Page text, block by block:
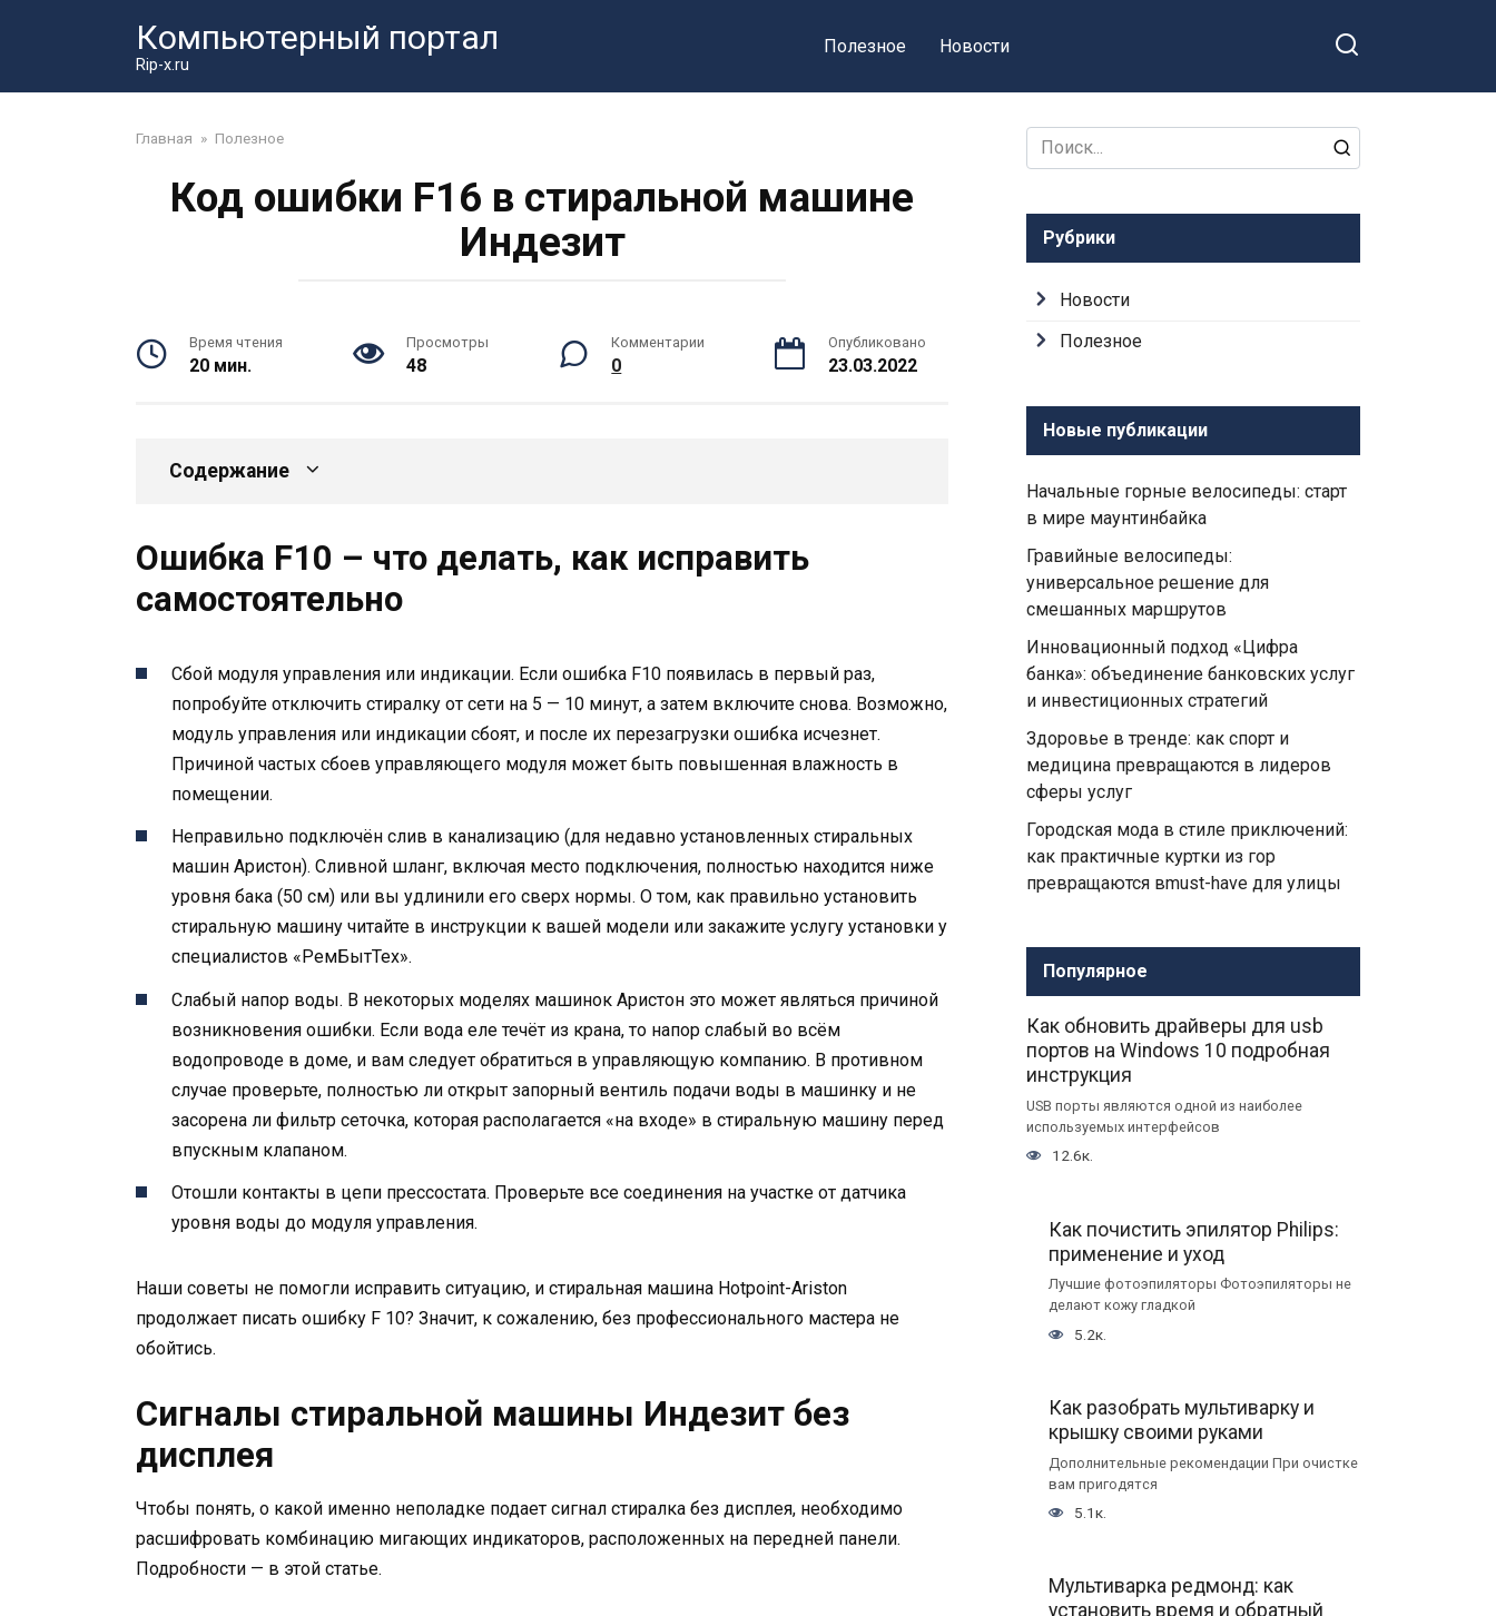
Компьютерный портал
Rip-x.ru
Полезное Новости
Главная » Полезное
Код ошибки F16 в стиральной машине
Индезит
Время чтения
20 мин.
Просмотры
48
Комментарии
0
Опубликовано
23.03.2022
Содержание
Ошибка F10 – что делать, как исправить
самостоятельно
Сбой модуля управления или индикации. Если ошибка F10 появилась в первый раз,
попробуйте отключить стиралку от сети на 5 — 10 минут, а затем включите снова. Возможно,
модуль управления или индикации сбоят, и после их перезагрузки ошибка исчезнет.
Причиной частых сбоев управляющего модуля может быть повышенная влажность в
помещении.
Неправильно подключён слив в канализацию (для недавно установленных стиральных
машин Аристон). Сливной шланг, включая место подключения, полностью находится ниже
уровня бака (50 см) или вы удлинили его сверх нормы. О том, как правильно установить
стиральную машину читайте в инструкции к вашей модели или закажите услугу установки у
специалистов «РемБытТех».
Слабый напор воды. В некоторых моделях машинок Аристон это может являться причиной
возникновения ошибки. Если вода еле течёт из крана, то напор слабый во всём
водопроводе в доме, и вам следует обратиться в управляющую компанию. В противном
случае проверьте, полностью ли открыт запорный вентиль подачи воды в машинку и не
засорена ли фильтр сеточка, которая располагается «на входе» в стиральную машину перед
впускным клапаном.
Отошли контакты в цепи прессостата. Проверьте все соединения на участке от датчика
уровня воды до модуля управления.
Наши советы не помогли исправить ситуацию, и стиральная машина Hotpoint-Ariston
продолжает писать ошибку F 10? Значит, к сожалению, без профессионального мастера не
обойтись.
Сигналы стиральной машины Индезит без
дисплея
Чтобы понять, о какой именно неполадке подает сигнал стиралка без дисплея, необходимо
расшифровать комбинацию мигающих индикаторов, расположенных на передней панели.
Подробности — в этой статье.
Search
for:
Рубрики
Новости
Полезное
Новые публикации
Начальные горные велосипеды: старт
в мире маунтинбайка
Гравийные велосипеды:
универсальное решение для
смешанных маршрутов
Инновационный подход «Цифра
банка»: объединение банковских услуг
и инвестиционных стратегий
Здоровье в тренде: как спорт и
медицина превращаются в лидеров
сферы услуг
Городская мода в стиле приключений:
как практичные куртки из гор
превращаются вmust-have для улицы
Популярное
Как обновить драйверы для usb
портов на Windows 10 подробная
инструкция
USB порты являются одной из наиболее
используемых интерфейсов
12.6к.
Как почистить эпилятор Philips:
применение и уход
Лучшие фотоэпиляторы Фотоэпиляторы не
делают кожу гладкой
5.2к.
Как разобрать мультиварку и
крышку своими руками
Дополнительные рекомендации При очистке
вам пригодятся
5.1к.
Мультиварка редмонд: как
установить время и обратный